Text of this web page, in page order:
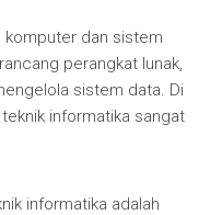
komputer dan sistem
perangkat lunak,
sistem data. Di
informatika sangat
informatika adalah